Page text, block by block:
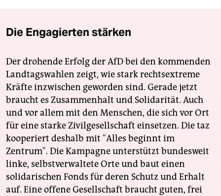
Die Engagierten stärken
Der drohende Erfolg der AfD bei den kommenden
Landtagswahlen zeigt, wie stark rechtsextreme
Kräfte inzwischen geworden sind. Gerade jetzt
braucht es Zusammenhalt und Solidarität. Auch
und vor allem mit den Menschen, die sich vor Ort
für eine starke Zivilgesellschaft einsetzen. Die taz
kooperiert deshalb mit "Alles beginnt im
Zentrum". Die Kampagne unterstützt bundesweit
linke, selbstverwaltete Orte und baut einen
solidarischen Fonds für deren Schutz und Erhalt
auf. Eine offene Gesellschaft braucht guten, frei